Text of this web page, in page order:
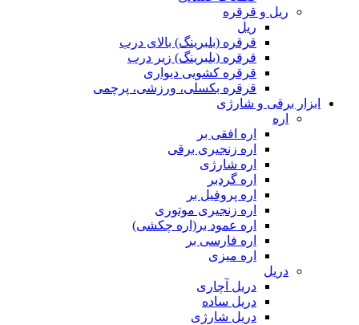
ریل و قرقره
ریل
قرقره (بلبرینگ) بالای درب
قرقره (بلبرینگ) زیر درب
قرقره کشویی دیواری
قرقره بکسلی، ورزشی، پرچمی
ابزار برقی و شارژی
اره
اره افقی بر
اره زنجیری برقی
اره شارژی
اره گردبر
اره پروفیل بر
اره زنجیری موتوری
اره عمود بر(اره چکشی)
اره فارسی بر
اره میزی
دریل
دریل آچاری
دریل ساده
دریل شارژی